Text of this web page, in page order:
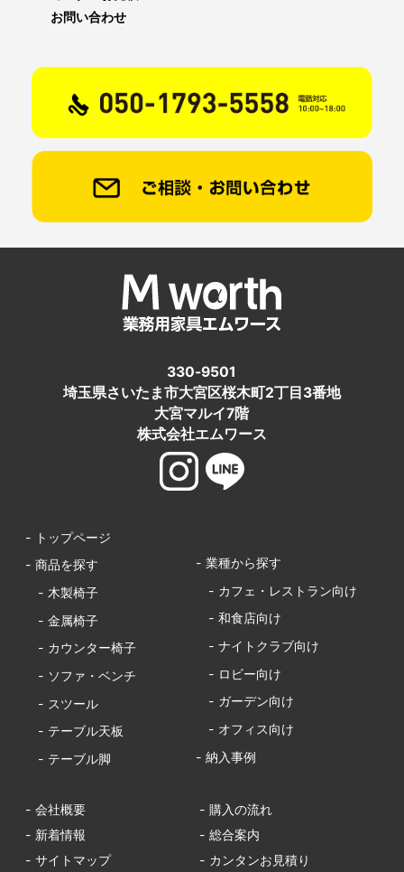
お問い合わせ
330-9501
埼玉県さいたま市大宮区桜木町2丁目3番地
大宮マルイ7階
株式会社エムワース
- トップページ
- 商品を探す
- 木製椅子
- 金属椅子
- カウンター椅子
- ソファ・ベンチ
- スツール
- テーブル天板
- テーブル脚
- 業種から探す
- カフェ・レストラン向け
- 和食店向け
- ナイトクラブ向け
- ロビー向け
- ガーデン向け
- オフィス向け
- 納入事例
- 会社概要
- 購入の流れ
- 新着情報
- 総合案内
- サイトマップ
- カンタンお見積り